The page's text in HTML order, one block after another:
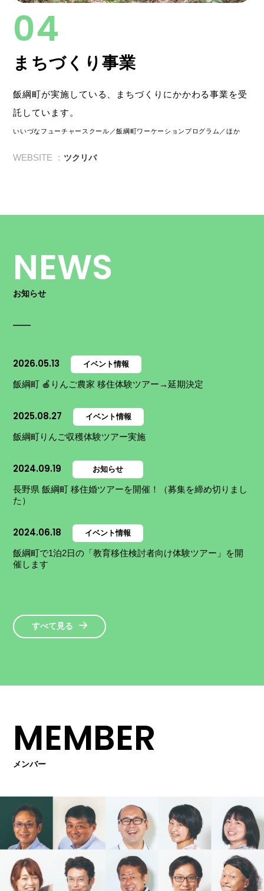
まちづくり事業
飯綱町が実施している、まちづくりにかかわる事業を受
託しています。
いいづなフューチャースクール／飯綱町ワーケーションプログラム／ほか
WEBSITE ： ツクリバ
NEWS
お知らせ
2026.05.13 イベント情報
飯綱町 🍎りんご農家 移住体験ツアー→延期決定
2025.08.27 イベント情報
飯綱町りんご収穫体験ツアー実施
2024.09.19 お知らせ
長野県 飯綱町 移住婚ツアーを開催！（募集を締め切りまし
た）
2024.06.18 イベント情報
飯綱町で1泊2日の「教育移住検討者向け体験ツアー」を開
催します
すべて見る
MEMBER
メンバー